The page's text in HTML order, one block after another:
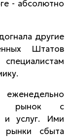
- абсолютно
другие
Штатов
рынок с
и услуг. Ими
рынки сбыта